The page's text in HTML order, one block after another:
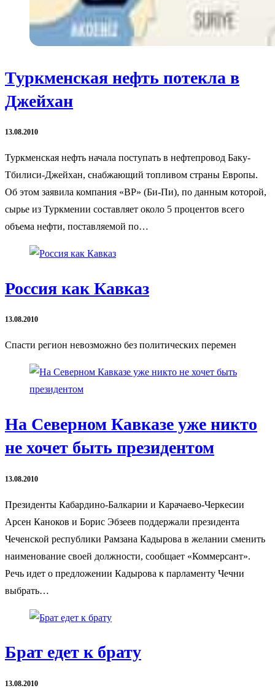
Туркменская нефть потекла в
Джейхан
13.08.2010
Туркменская нефть начала поступать в нефтепровод Баку-
Тбилиси-Джейхан, снабжающий топливом страны Европы.
Об этом заявила компания «BP» (Би-Пи), по данным которой,
сырье из Туркмении составляет около 5 процентов всего
объема нефти, поставляемой по…
Россия как Кавказ
13.08.2010
Спасти регион невозможно без политических перемен
На Северном Кавказе уже никто
не хочет быть президентом
13.08.2010
Президенты Кабардино-Балкарии и Карачаево-Черкесии
Арсен Каноков и Борис Эбзеев поддержали президента
Чеченской республики Рамзана Кадырова в желании сменить
наименование своей должности, сообщает «Коммерсант».
Речь идет о предложении Кадырова к парламенту Чечни
выбрать…
Брат едет к брату
13.08.2010